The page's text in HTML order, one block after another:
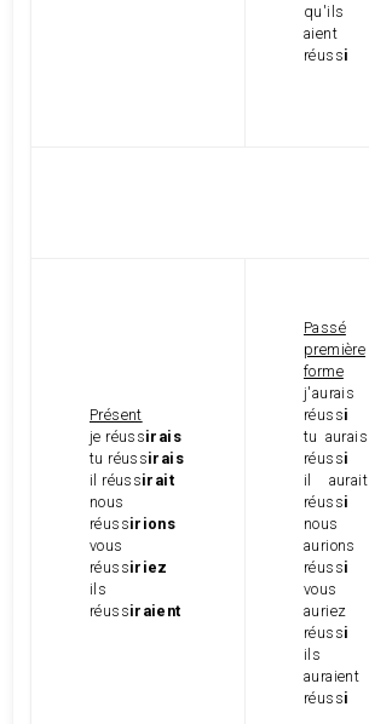
qu'ils
aient
réussi
Présent
je réussirais
tu réussirais
il réussirait
nous
réussirions
vous
réussiriez
ils
réussiraient
Passé
première
forme
j'aurais
réussi
tu aurais
réussi
il aurait
réussi
nous
aurions
réussi
vous
auriez
réussi
ils
auraient
réussi